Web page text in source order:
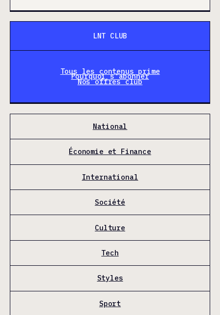
LNT CLUB
Tous les contenus prime
Pourquoi s'abonner
Nos offres club
National
Économie et Finance
International
Société
Culture
Tech
Styles
Sport